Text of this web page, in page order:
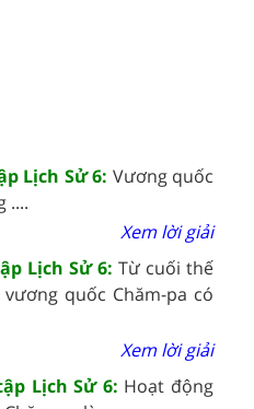
Lịch Sử 6: Vương quốc
....
Xem lời giải
Lịch Sử 6: Từ cuối thế
quốc Chăm-pa có
Xem lời giải
Lịch Sử 6: Hoạt động